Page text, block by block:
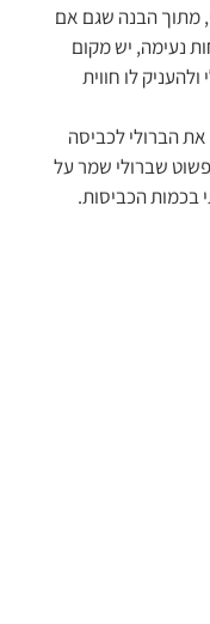
מתוך הבנה שגם אם
נעימה, יש מקום
לו חווית
הברולי לכביסה
שברולי שמר על
בכמות הכביסות.